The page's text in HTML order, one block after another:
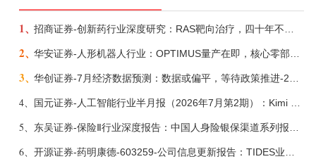
1、
2、
3、
4、
5、
6、